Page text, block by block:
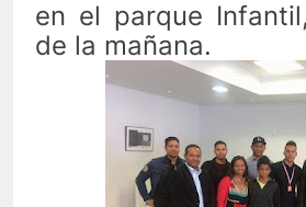
en el parque
de la mañana.